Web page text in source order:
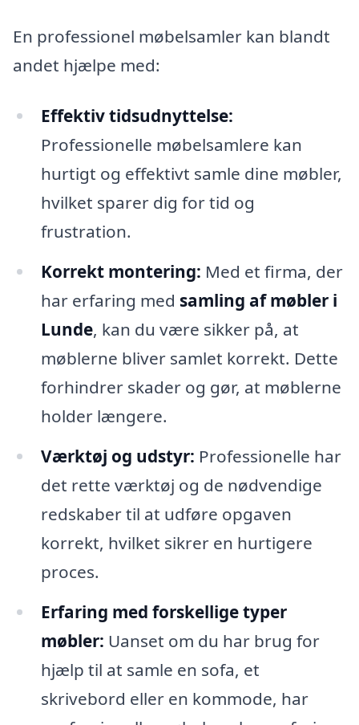
En professionel møbelsamler kan blandt
andet hjælpe med:
Effektiv tidsudnyttelse:
Professionelle møbelsamlere kan
hurtigt og effektivt samle dine møbler,
hvilket sparer dig for tid og
frustration.
Korrekt montering: Med et firma, der
har erfaring med samling af møbler i
Lunde, kan du være sikker på, at
møblerne bliver samlet korrekt. Dette
forhindrer skader og gør, at møblerne
holder længere.
Værktøj og udstyr: Professionelle har
det rette værktøj og de nødvendige
redskaber til at udføre opgaven
korrekt, hvilket sikrer en hurtigere
proces.
Erfaring med forskellige typer
møbler: Uanset om du har brug for
hjælp til at samle en sofa, et
skrivebord eller en kommode, har